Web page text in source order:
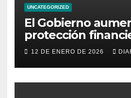
UNCATEGORIZED
El Gobierno
protección
consumidores con
consumo para
12 DE ENERO DE 2026